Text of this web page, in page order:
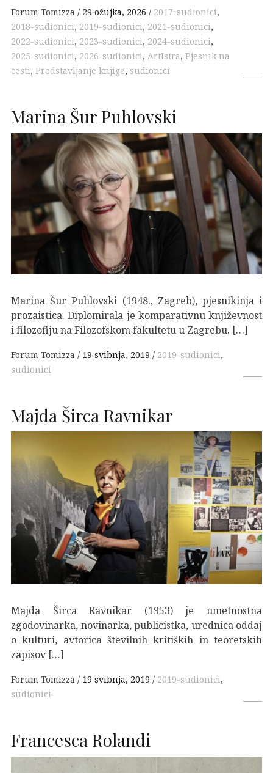
Forum Tomizza 29 ožujka, 2026 2017-sudionici,
2018-sudionici, 2019-sudionici, 2021-sudionici,
2022-sudionici, 2023-sudionici, 2024-sudionici,
2025-sudionici, 2026-sudionici, ArtIstra, Pjesnik na
cesti, Predstavljanje knjige, sudionici
Marina Šur Puhlovski
Marina Šur Puhlovski (1948., Zagreb), pjesnikinja i
prozaistica. Diplomirala je komparativnu književnost
i filozofiju na Filozofskom fakultetu u Zagrebu. […]
Forum Tomizza 19 svibnja, 2019 2019-sudionici,
sudionici
Majda Širca Ravnikar
Majda Širca Ravnikar (1953) je umetnostna
zgodovinarka, novinarka, publicistka, urednica oddaj
o kulturi, avtorica številnih kritiških in teoretskih
zapisov […]
Forum Tomizza 19 svibnja, 2019 2019-sudionici,
sudionici
Francesca Rolandi